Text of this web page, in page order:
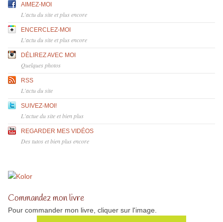
AIMEZ-MOI
L'actu du site et plus encore
ENCERCLEZ-MOI
L'actu du site et plus encore
DÉLIREZ AVEC MOI
Quelques photos
RSS
L'actu du site
SUIVEZ-MOI!
L'actue du site et bien plus
REGARDER MES VIDÉOS
Des tutos et bien plus encore
Commandez mon livre
Pour commander mon livre, cliquer sur l'image.